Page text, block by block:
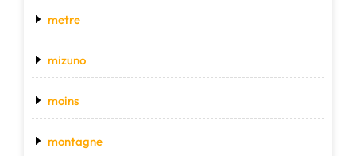
metre
mizuno
moins
montagne